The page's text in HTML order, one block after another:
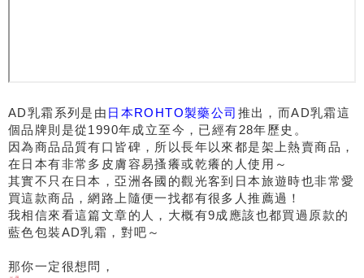
AD乳霜系列是由 日本ROHTO製藥公司 推出，而AD乳霜這
個品牌則是從1990年成立至今，已經有28年歷史。
因為商品品質有口皆碑，所以長年以來都是架上熱賣商品，
在日本有非常多皮膚容易搔癢或乾癢的人使用～
其實不只在日本，亞洲各國的觀光客到日本旅遊時也非常愛
買這款商品，網路上隨便一找都有很多人推薦過！
我相信來看這篇文章的人，大概有9成應該也都買過原款的
藍色包裝AD乳霜，對吧～
那你一定很想問，